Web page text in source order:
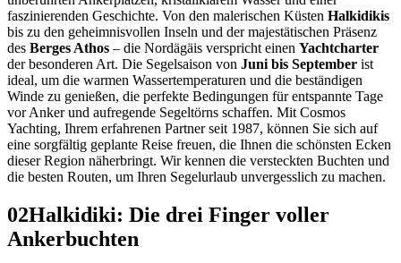
faszinierenden Geschichte. Von den malerischen Küsten Halkidikis
bis zu den geheimnisvollen Inseln und der majestätischen Präsenz
des Berges Athos – die Nordägäis verspricht einen Yachtcharter
der besonderen Art. Die Segelsaison von Juni bis September ist
ideal, um die warmen Wassertemperaturen und die beständigen
Winde zu genießen, die perfekte Bedingungen für entspannte Tage
vor Anker und aufregende Segeltörns schaffen. Mit Cosmos
Yachting, Ihrem erfahrenen Partner seit 1987, können Sie sich auf
eine sorgfältig geplante Reise freuen, die Ihnen die schönsten Ecken
dieser Region näherbringt. Wir kennen die versteckten Buchten und
die besten Routen, um Ihren Segelurlaub unvergesslich zu machen.
02Halkidiki: Die drei Finger voller
Ankerbuchten